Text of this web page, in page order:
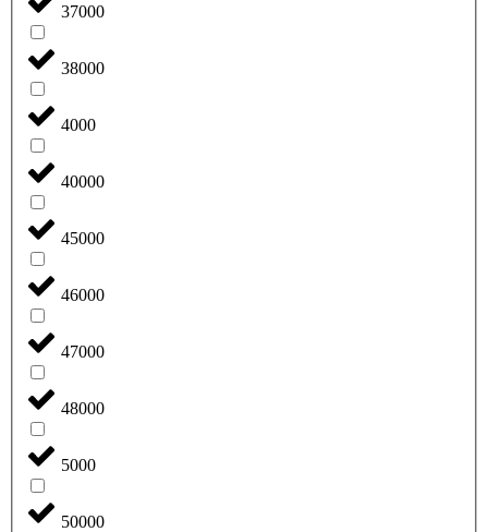
37000
38000
4000
40000
45000
46000
47000
48000
5000
50000